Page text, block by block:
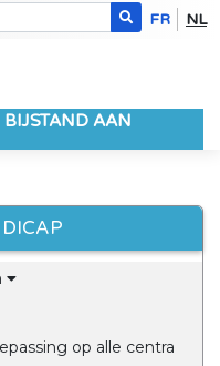
FR NL
AAN
op alle centra